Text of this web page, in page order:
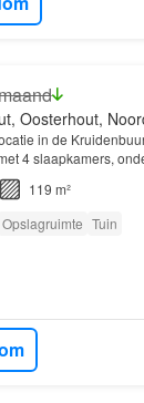
Oosterhout,
in de
4 slaapkamers,
119 m²
Opslagruimte Tuin